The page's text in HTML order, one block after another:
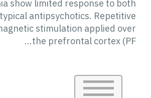
show limited response to both
antipsychotics. Repetitive
stimulation applied over
the prefrontal cortex (PF...